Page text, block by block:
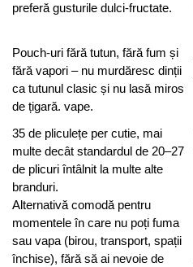
preferă gusturile dulci-fructate.
Pouch-uri fără tutun, fără fum și
fără vapori – nu murdăresc dinții
ca tutunul clasic și nu lasă miros
de țigară. vape.
35 de pliculețe per cutie, mai
multe decât standardul de 20–27
de plicuri întâlnit la multe alte
branduri.
Alternativă comodă pentru
momentele în care nu poți fuma
sau vapa (birou, transport, spații
închise), fără să ai nevoie de